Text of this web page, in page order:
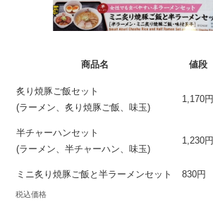
商品名 値段
炙り焼豚ご飯セット
(ラーメン、炙り焼豚ご飯、味玉)
1,170円
半チャーハンセット
(ラーメン、半チャーハン、味玉)
1,230円
ミニ炙り焼豚ご飯と半ラーメンセット 830円
税込価格